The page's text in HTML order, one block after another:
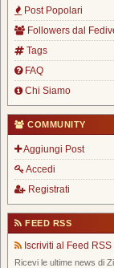
Post Popolari
Followers dal
Tags
FAQ
Chi Siamo
COMMUNITY
Aggiungi Post
Accedi
Registrati
FEED RSS
Iscriviti al Feed RSS
Ricevi le ultime news di